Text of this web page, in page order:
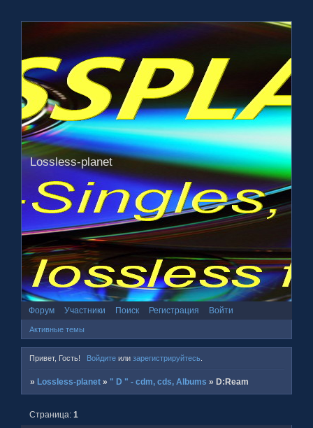
Lossless-planet
Форум Участники Поиск Регистрация Войти
Активные темы
Привет, Гость! Войдитеили зарегистрируйтесь.
» Lossless-planet » " D " - cdm, cds, Albums » D:Ream
Страница:1